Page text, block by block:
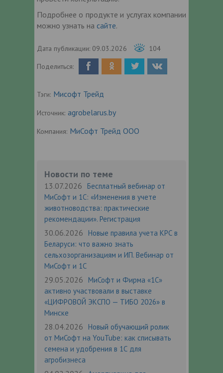
Подробнее о продукте и услугах компании
можно узнать на сайте.
Дата публикации: 09.03.2026 104
Поделиться:
Тэги: Мисофт Трейд
Источник: agrobelarus.by
Компания: МиСофт Трейд ООО
Новости по теме
13.07.2026 Бесплатный вебинар от
МиСофт и 1С: «Изменения в учете
животноводства: практические
рекомендации». Регистрация
30.06.2026 Новые правила учета КРС в
Беларуси: что важно знать
сельхозорганизациям и ИП. Вебинар от
МиСофт и 1С
29.05.2026 МиСофт и Фирма «1С»
активно участвовали в выставке
«ЦИФРОВОЙ ЭКСПО — ТИБО 2026» в
Минске
28.04.2026 Новый обучающий ролик
от МиСофт на YouTube: как списывать
семена и удобрения в 1С для
агробизнеса